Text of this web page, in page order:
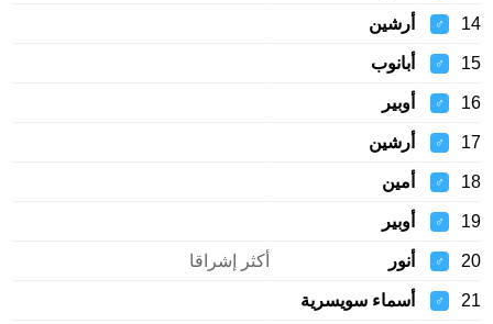
14
♂ أرشين
15
♂ أبانوب
16
♂ أوبير
17
♂ أرشين
18
♂ أمين
19
♂ أوبير
20
♂ أنور أكثر إشراقا
21
♂ أسماء سويسرية